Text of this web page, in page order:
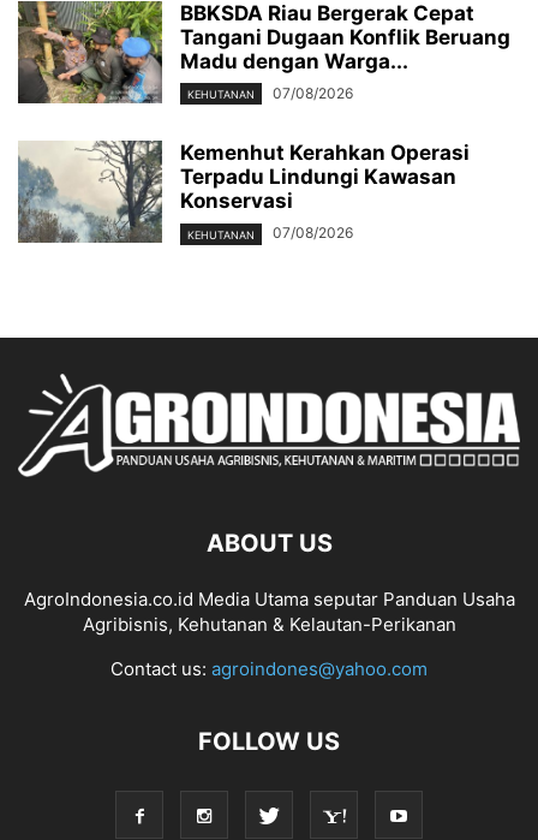
BBKSDA Riau Bergerak Cepat
Tangani Dugaan Konflik Beruang
Madu dengan Warga...
KEHUTANAN 07/08/2026
Kemenhut Kerahkan Operasi
Terpadu Lindungi Kawasan
Konservasi
KEHUTANAN 07/08/2026
ABOUT US
AgroIndonesia.co.id Media Utama seputar Panduan Usaha
Agribisnis, Kehutanan & Kelautan-Perikanan
Contact us: agroindones@yahoo.com
FOLLOW US